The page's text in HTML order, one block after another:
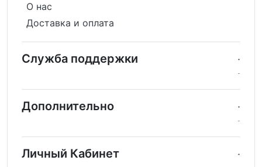
О нас
Доставка и оплата
Служба поддержки
Дополнительно
Личный Кабинет